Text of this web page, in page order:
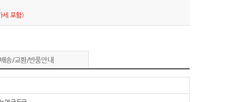
세 포함)
배송/교환/반품안내